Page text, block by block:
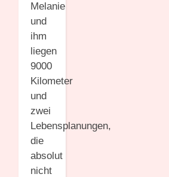
Melanie
und
ihm
liegen
9000
Kilometer
und
zwei
Lebensplanungen,
die
absolut
nicht